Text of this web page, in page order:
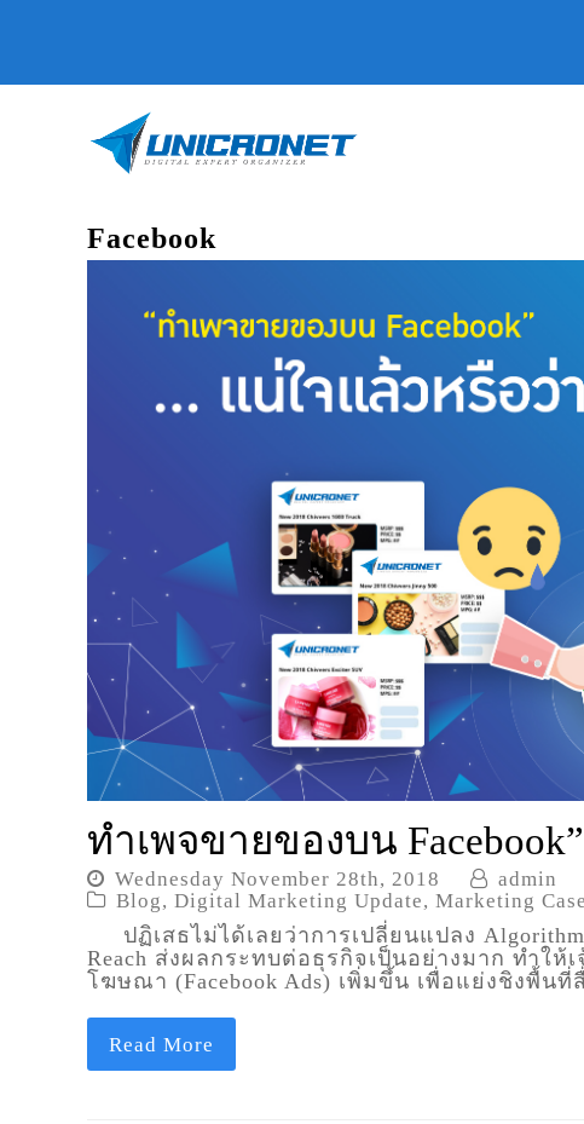
Facebook
ทำเพจขายของบน
Wednesday November 28th, 2018
admin
Blog, Digital Marketing Update, Marketing
ปฏิเสธไม่ได้เลยว่าการเปลี่ยนแปลง Algorithm
Reach ส่งผลกระทบต่อธุรกิจเป็นอย่างมาก ทำใ
โฆษณา (Facebook Ads) เพิ่มขึ้น เพื่อแย่งชิงพื้นที่
Read More